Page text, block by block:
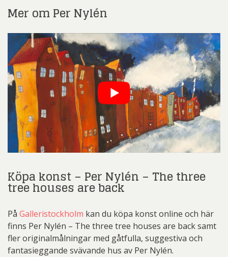
Mer om Per Nylén
Köpa konst – Per Nylén – The three
tree houses are back
På Galleristockholm kan du köpa konst online och här
finns Per Nylén – The three tree houses are back samt
fler originalmålningar med gåtfulla, suggestiva och
fantasieggande svävande hus av Per Nylén.